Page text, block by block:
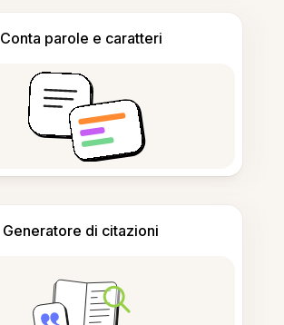
Conta parole e caratteri
Generatore di citazioni